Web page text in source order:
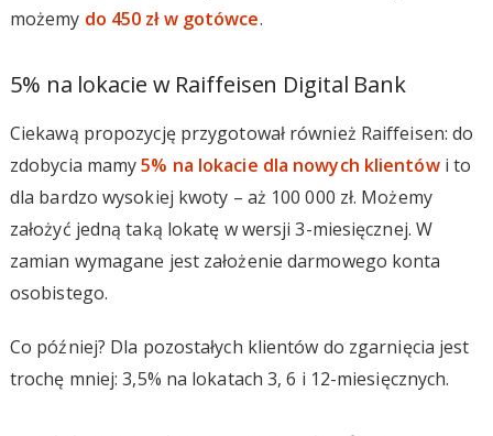
możemy do 450 zł w gotówce.
5% na lokacie w Raiffeisen Digital Bank
Ciekawą propozycję przygotował również Raiffeisen: do
zdobycia mamy5% na lokacie dla nowych klientówi to
dla bardzo wysokiej kwoty – aż 100 000 zł. Możemy
założyć jedną taką lokatę w wersji 3-miesięcznej. W
zamian wymagane jest założenie darmowego konta
osobistego.
Co później? Dla pozostałych klientów do zgarnięcia jest
trochę mniej: 3,5% na lokatach 3, 6 i 12-miesięcznych.